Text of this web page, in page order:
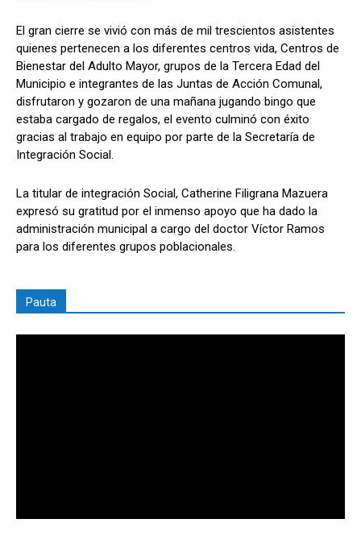
El gran cierre se vivió con más de mil trescientos asistentes
quienes pertenecen a los diferentes centros vida, Centros de
Bienestar del Adulto Mayor, grupos de la Tercera Edad del
Municipio e integrantes de las Juntas de Acción Comunal,
disfrutaron y gozaron de una mañana jugando bingo que
estaba cargado de regalos, el evento culminó con éxito
gracias al trabajo en equipo por parte de la Secretaría de
Integración Social.
La titular de integración Social, Catherine Filigrana Mazuera
expresó su gratitud por el inmenso apoyo que ha dado la
administración municipal a cargo del doctor Víctor Ramos
para los diferentes grupos poblacionales.
Pauta